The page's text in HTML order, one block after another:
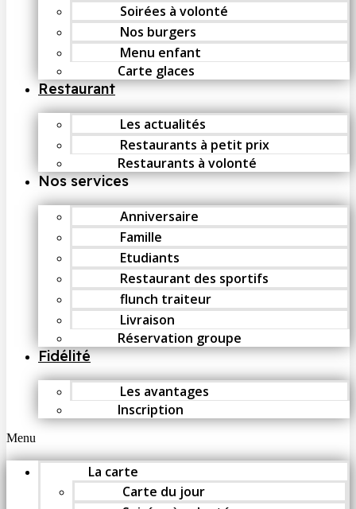
Soirées à volonté
Nos burgers
Menu enfant
Carte glaces
Restaurant
Les actualités
Restaurants à petit prix
Restaurants à volonté
Nos services
Anniversaire
Famille
Etudiants
Restaurant des sportifs
flunch traiteur
Livraison
Réservation groupe
Fidélité
Les avantages
Inscription
Menu
La carte
Carte du jour